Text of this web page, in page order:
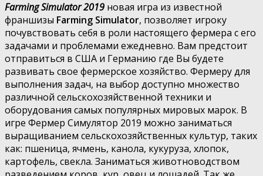
Farming Simulator 2019 новая игра из известной
франшизы Farming Simulator, позволяет игроку
почувствовать себя в роли настоящего фермера с его
задачами и проблемами ежедневно. Вам предстоит
отправиться в США и Германию где Вы будете
развивать свое фермерское хозяйство. Фермеру для
выполнения задач, на выбор доступно множество
различной сельскохозяйственной техники и
оборудования самых популярных мировых марок. В
игре Фермер Симулятор 2019 можно заниматься
выращиванием сельскохозяйственных культур, таких
как: пшеница, ячмень, канола, кукуруза, хлопок,
картофель, свекла. Заниматься животноводством